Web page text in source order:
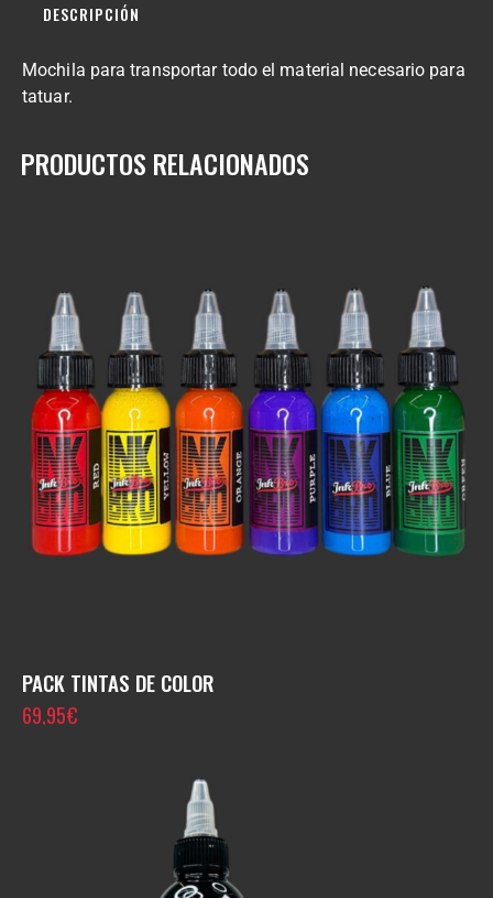
DESCRIPCIÓN
Mochila para transportar todo el material necesario para
tatuar.
PRODUCTOS RELACIONADOS
PACK TINTAS DE COLOR
69,95€